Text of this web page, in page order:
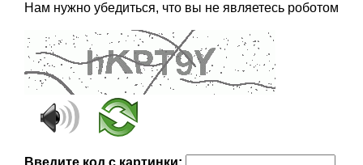
Нам нужно убедиться, что вы не являетесь роботом